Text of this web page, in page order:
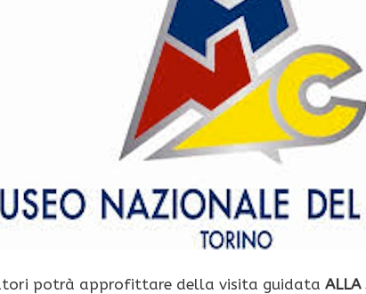
potrà approfittare della visita guidata ALLA